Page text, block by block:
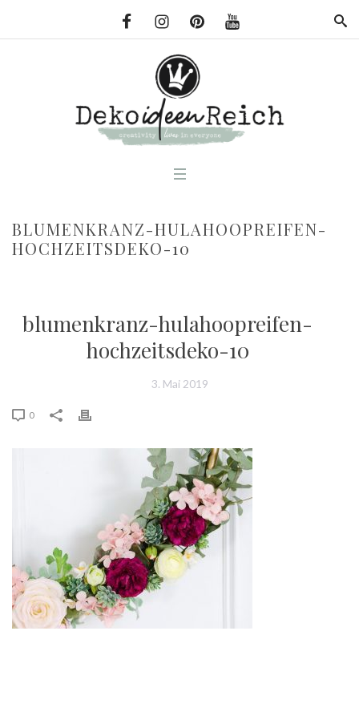
BLUMENKRANZ-HULAHOOPREIFEN-
HOCHZEITSDEKO-10
blumenkranz-hulahoopreifen-
hochzeitsdeko-10
3. Mai 2019
0